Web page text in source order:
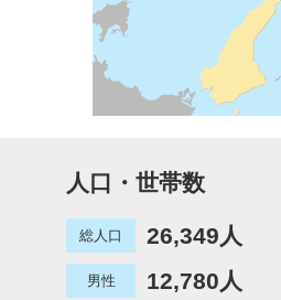
人口・世帯数
総人口 26,349人
男性 12,780人